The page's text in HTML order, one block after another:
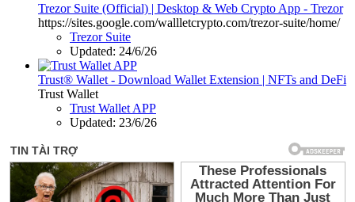
Trezor Suite (Official) | Desktop & Web Crypto App - Trezor
https://sites.google.com/wallletcrypto.com/trezor-suite/home/
Trezor Suite
Updated: 24/6/26
Trust® Wallet - Download Wallet Extension | NFTs and DeFi
Trust Wallet
Trust Wallet APP
Updated: 23/6/26